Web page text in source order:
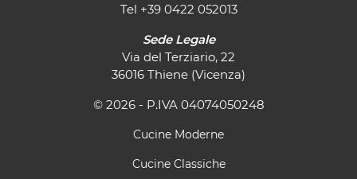
Tel +39 0422 052013
Sede Legale
Via del Terziario, 22
36016 Thiene (Vicenza)
© 2026 - P.IVA 04074050248
Cucine Moderne
Cucine Classiche